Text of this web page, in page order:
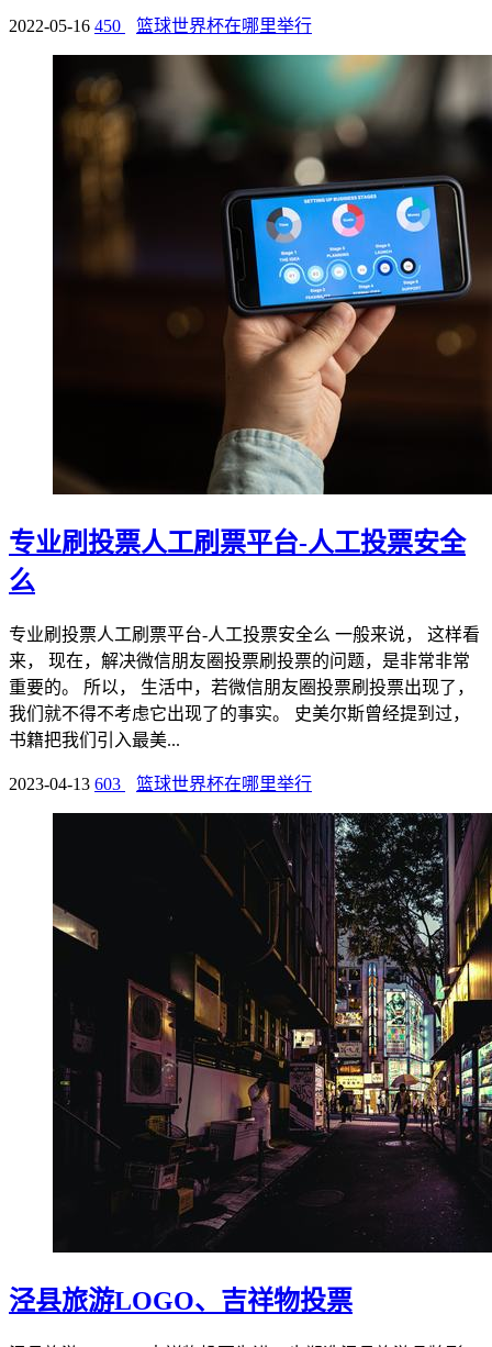
2022-05-16 450 篮球世界杯在哪里举行
专业刷投票人工刷票平台-人工投票安全
么
专业刷投票人工刷票平台-人工投票安全么 一般来说， 这样看
来， 现在，解决微信朋友圈投票刷投票的问题，是非常非常
重要的。 所以， 生活中，若微信朋友圈投票刷投票出现了，
我们就不得不考虑它出现了的事实。 史美尔斯曾经提到过，
书籍把我们引入最美...
2023-04-13 603 篮球世界杯在哪里举行
泾县旅游LOGO、吉祥物投票